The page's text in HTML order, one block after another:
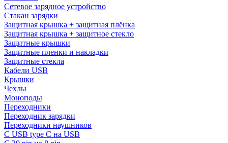
Сетевое зарядное устройство
Стакан зарядки
Защитная крышка + защитная плёнка
Защитная крышка + защитное стекло
Защитные крышки
Защитные пленки и накладки
Защитные стекла
Кабели USB
Крышки
Чехлы
Моноподы
Переходники
Переходник зарядки
Переходники наушников
С USB type C на USB